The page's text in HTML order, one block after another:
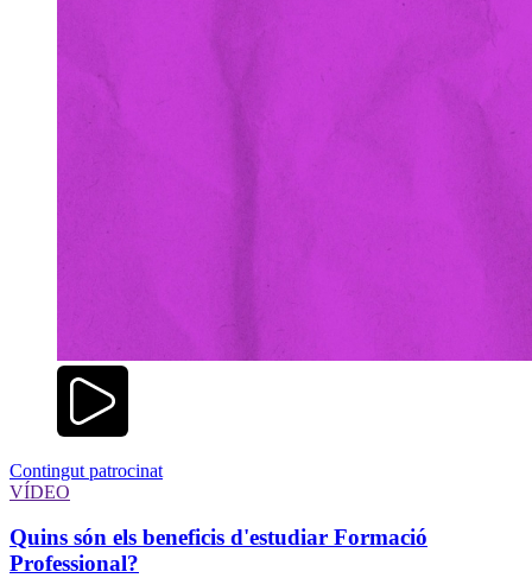
Contingut patrocinat
VÍDEO
Quins són els beneficis d'estudiar Formació
Professional?